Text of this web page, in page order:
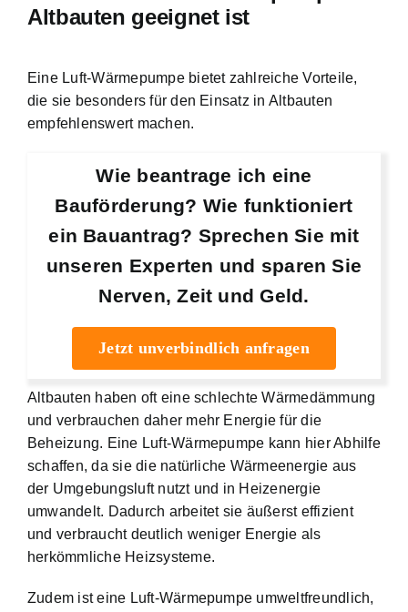
Altbauten geeignet ist
Eine Luft-Wärmepumpe bietet zahlreiche Vorteile,
die sie besonders für den Einsatz in Altbauten
empfehlenswert machen.
Wie beantrage ich eine
Bauförderung? Wie funktioniert
ein Bauantrag? Sprechen Sie mit
unseren Experten und sparen Sie
Nerven, Zeit und Geld.
Jetzt unverbindlich anfragen
Altbauten haben oft eine schlechte Wärmedämmung
und verbrauchen daher mehr Energie für die
Beheizung. Eine Luft-Wärmepumpe kann hier Abhilfe
schaffen, da sie die natürliche Wärmeenergie aus
der Umgebungsluft nutzt und in Heizenergie
umwandelt. Dadurch arbeitet sie äußerst effizient
und verbraucht deutlich weniger Energie als
herkömmliche Heizsysteme.
Zudem ist eine Luft-Wärmepumpe umweltfreundlich,